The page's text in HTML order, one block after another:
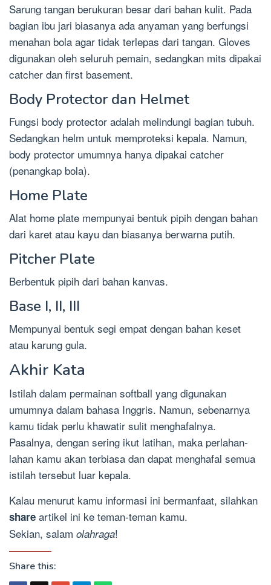
Sarung tangan berukuran besar dari bahan kulit. Pada
bagian ibu jari biasanya ada anyaman yang berfungsi
menahan bola agar tidak terlepas dari tangan. Gloves
digunakan oleh seluruh pemain, sedangkan mits dipakai
catcher dan first basement.
Body Protector dan Helmet
Fungsi body protector adalah melindungi bagian tubuh.
Sedangkan helm untuk memproteksi kepala. Namun,
body protector umumnya hanya dipakai catcher
(penangkap bola).
Home Plate
Alat home plate mempunyai bentuk pipih dengan bahan
dari karet atau kayu dan biasanya berwarna putih.
Pitcher Plate
Berbentuk pipih dari bahan kanvas.
Base I, II, III
Mempunyai bentuk segi empat dengan bahan keset
atau karung gula.
Akhir Kata
Istilah dalam permainan softball yang digunakan
umumnya dalam bahasa Inggris. Namun, sebenarnya
kamu tidak perlu khawatir sulit menghafalnya.
Pasalnya, dengan sering ikut latihan, maka perlahan-
lahan kamu akan terbiasa dan dapat menghafal semua
istilah tersebut luar kepala.
Kalau menurut kamu informasi ini bermanfaat, silahkan
share artikel ini ke teman-teman kamu.
Sekian, salam olahraga!
Share this: